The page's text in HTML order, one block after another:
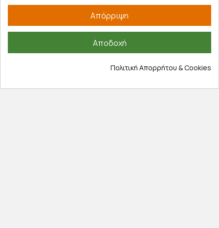
Εξέλιξη παραγγελίας
Πληροφορίες
Όροι χρήσης
Απόρριψη
Αποδοχή
Πολιτική Απορρήτου & Cookies